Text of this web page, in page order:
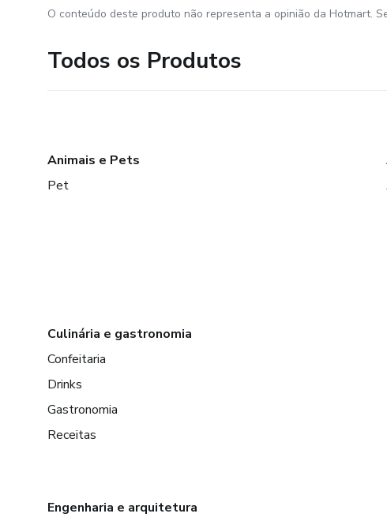
O conteúdo deste produto não representa a opinião da Hotmart.
Todos os Produtos
Animais e Pets
Pet
Culinária e gastronomia
Confeitaria
Drinks
Gastronomia
Receitas
Engenharia e arquitetura